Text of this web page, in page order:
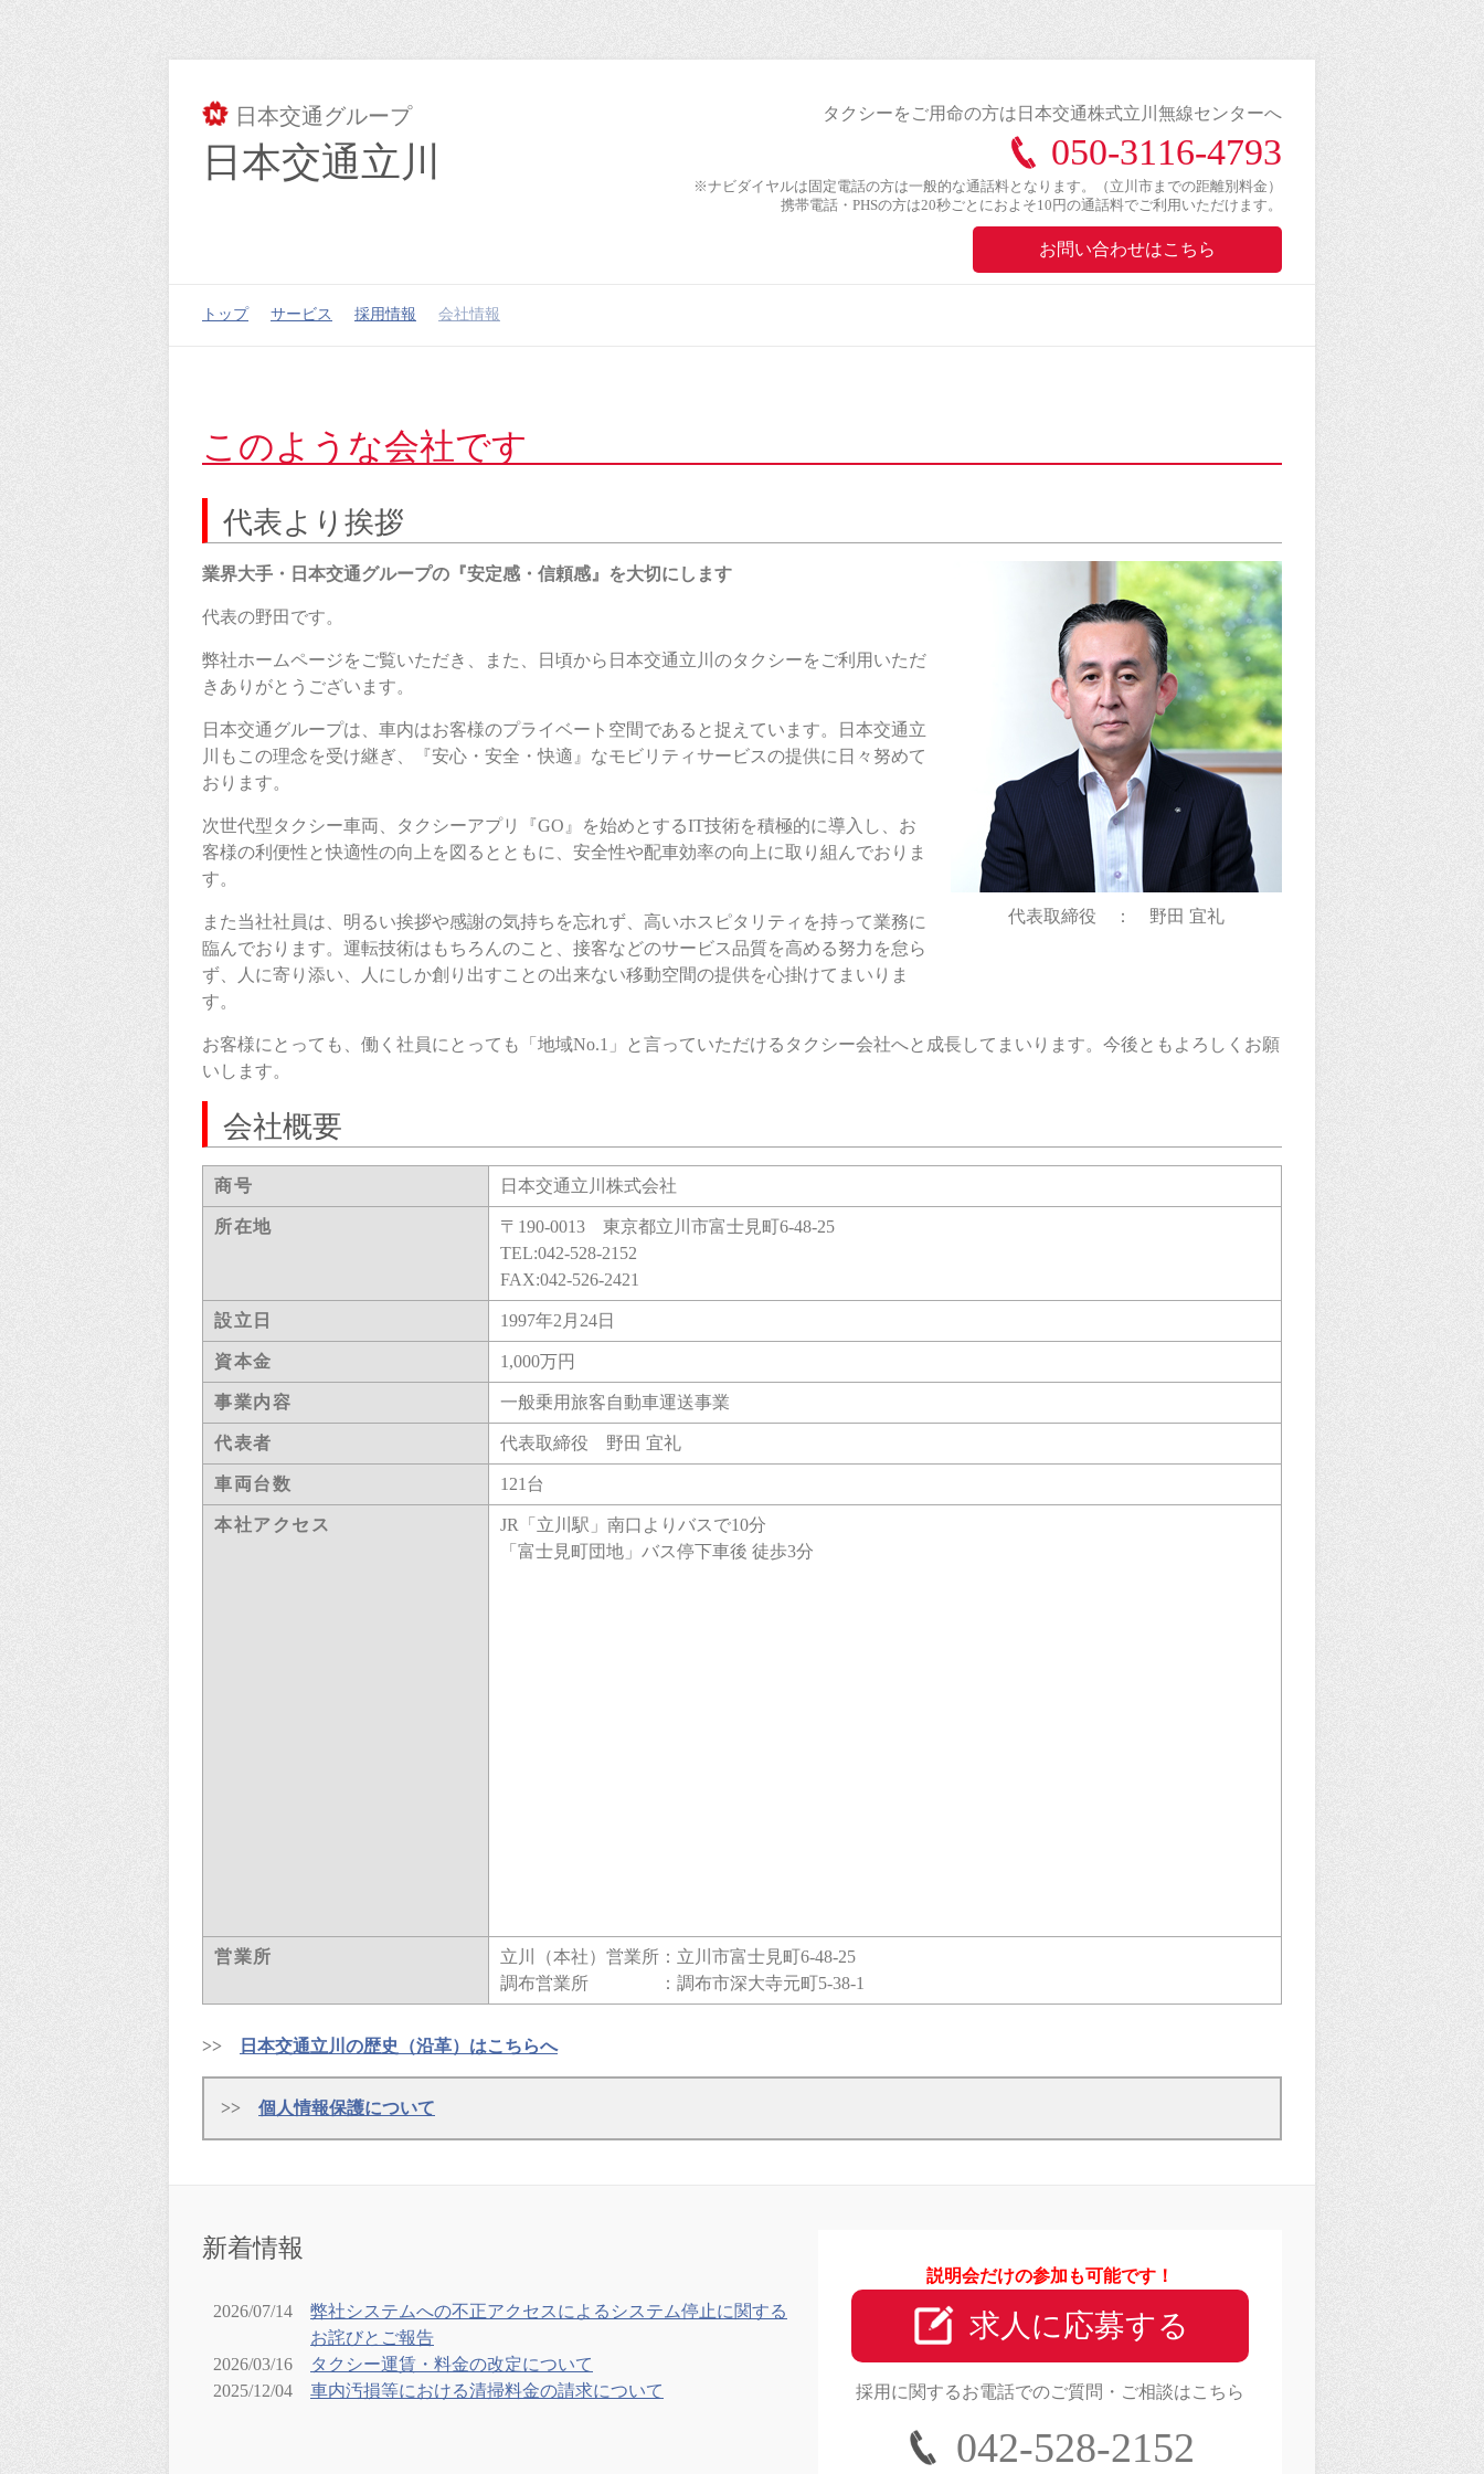
タクシーをご用命の方は日本交通株式立川無線センターへ
050-3116-4793
※ナビダイヤルは固定電話の方は一般的な通話料となります。（立川市までの距離別料金）
携帯電話・PHSの方は20秒ごとにおよそ10円の通話料でご利用いただけます。
お問い合わせはこちら
日本交通立川
日本交通グループ
トップ サービス 採用情報 会社情報
このような会社です
代表より挨拶
代表取締役 ： 野田 宜礼
業界大手・日本交通グループの『安定感・信頼感』を大切にします
代表の野田です。
弊社ホームページをご覧いただき、また、日頃から日本交通立川のタクシーをご利用いただ
きありがとうございます。
日本交通グループは、車内はお客様のプライベート空間であると捉えています。日本交通立
川もこの理念を受け継ぎ、『安心・安全・快適』なモビリティサービスの提供に日々努めて
おります。
次世代型タクシー車両、タクシーアプリ『GO』を始めとするIT技術を積極的に導入し、お
客様の利便性と快適性の向上を図るとともに、安全性や配車効率の向上に取り組んでおりま
す。
また当社社員は、明るい挨拶や感謝の気持ちを忘れず、高いホスピタリティを持って業務に
臨んでおります。運転技術はもちろんのこと、接客などのサービス品質を高める努力を怠ら
ず、人に寄り添い、人にしか創り出すことの出来ない移動空間の提供を心掛けてまいりま
す。
お客様にとっても、働く社員にとっても「地域No.1」と言っていただけるタクシー会社へと成長してまいります。今後ともよろしくお願
いします。
会社概要
商号 日本交通立川株式会社
所在地
〒190-0013 東京都立川市富士見町6-48-25
TEL:042-528-2152
FAX:042-526-2421
設立日 1997年2月24日
資本金 1,000万円
事業内容 一般乗用旅客自動車運送事業
代表者 代表取締役 野田 宜礼
車両台数 121台
本社アクセス
JR「立川駅」南口よりバスで10分
「富士見町団地」バス停下車後 徒歩3分
営業所
立川（本社）営業所：立川市富士見町6-48-25
調布営業所 ：調布市深大寺元町5-38-1
>> 日本交通立川の歴史（沿革）はこちらへ
>> 個人情報保護について
説明会だけの参加も可能です！
求人に応募する
採用に関するお電話でのご質問・ご相談はこちら
042-528-2152
新着情報
2026/07/14
弊社システムへの不正アクセスによるシステム停止に関する
お詫びとご報告
2026/03/16
タクシー運賃・料金の改定について
2025/12/04
車内汚損等における清掃料金の請求について